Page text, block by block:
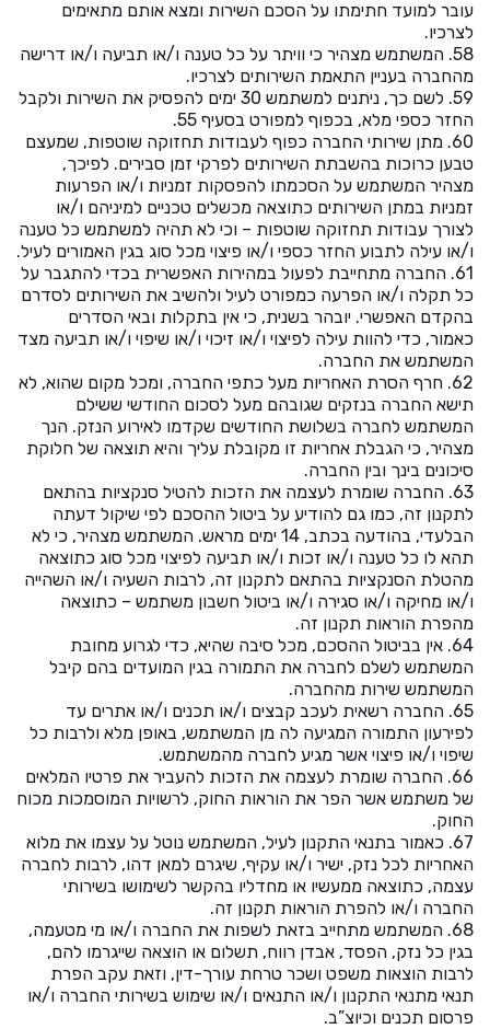
עובר למועד חתימתו על הסכם השירות ומצא אותם מתאימים
לצרכיו.
58. המשתמש מצהיר כי וויתר על כל טענה ו/או תביעה ו/או דרישה
מהחברה בעניין התאמת השירותים לצרכיו.
59. לשם כך, ניתנים למשתמש 30 ימים להפסיק את השירות ולקבל
החזר כספי מלא, בכפוף למפורט בסעיף 55.
60. מתן שירותי החברה כפוף לעבודות תחזוקה שוטפות, שמעצם
טבען כרוכות בהשבתת השירותים לפרקי זמן סבירים. לפיכך,
מצהיר המשתמש על הסכמתו להפסקות זמניות ו/או הפרעות
זמניות במתן השירותים כתוצאה מכשלים טכניים למיניהם ו/או
לצורך עבודות תחזוקה שוטפות – וכי לא תהיה למשתמש כל טענה
ו/או עילה לתבוע החזר כספי ו/או פיצוי מכל סוג בגין האמורים לעיל.
61. החברה מתחייבת לפעול במהירות האפשרית בכדי להתגבר על
כל תקלה ו/או הפרעה כמפורט לעיל ולהשיב את השירותים לסדרם
בהקדם האפשרי. יובהר בשנית, כי אין בתקלות ובאי הסדרים
כאמור, כדי להוות עילה לפיצוי ו/או זיכוי ו/או שיפוי ו/או תביעה מצד
המשתמש את החברה.
62. חרף הסרת האחריות מעל כתפי החברה, ומכל מקום שהוא, לא
תישא החברה בנזקים שגובהם מעל לסכום החודשי ששילם
המשתמש לחברה בשלושת החודשים שקדמו לאירוע הנזק. הנך
מצהיר, כי הגבלת אחריות זו מקובלת עליך והיא תוצאה של חלוקת
סיכונים בינך ובין החברה.
63. החברה שומרת לעצמה את הזכות להטיל סנקציות בהתאם
לתקנון זה, כמו גם להודיע על ביטול ההסכם לפי שיקול דעתה
הבלעדי, בהודעה בכתב, 14 ימים מראש. המשתמש מצהיר, כי לא
תהא לו כל טענה ו/או זכות ו/או תביעה לפיצוי מכל סוג כתוצאה
מהטלת הסנקציות בהתאם לתקנון זה, לרבות השעיה ו/או השהייה
ו/או מחיקה ו/או סגירה ו/או ביטול חשבון משתמש – כתוצאה
מהפרת הוראות תקנון זה.
64. אין בביטול ההסכם, מכל סיבה שהיא, כדי לגרוע מחובת
המשתמש לשלם לחברה את התמורה בגין המועדים בהם קיבל
המשתמש שירות מהחברה.
65. החברה רשאית לעכב קבצים ו/או תכנים ו/או אתרים עד
לפירעון התמורה המגיעה לה מן המשתמש, באופן מלא ולרבות כל
שיפוי ו/או פיצוי אשר מגיע לחברה מהמשתמש.
66. החברה שומרת לעצמה את הזכות להעביר את פרטיו המלאים
של משתמש אשר הפר את הוראות החוק, לרשויות המוסמכות מכוח
החוק.
67. כאמור בתנאי התקנון לעיל, המשתמש נוטל על עצמו את מלוא
האחריות לכל נזק, ישיר ו/או עקיף, שיגרם למאן דהו, לרבות לחברה
עצמה, כתוצאה ממעשיו או מחדליו בהקשר לשימושו בשירותי
החברה ו/או להפרת הוראות תקנון זה.
68. המשתמש מתחייב בזאת לשפות את החברה ו/או מי מטעמה,
בגין כל נזק, הפסד, אבדן רווח, תשלום או הוצאה שייגרמו להם,
לרבות הוצאות משפט ושכר טרחת עורך-דין, וזאת עקב הפרת
תנאי מתנאי התקנון ו/או התנאים ו/או שימוש בשירותי החברה ו/או
פרסום תכנים וכיוצ”ב.